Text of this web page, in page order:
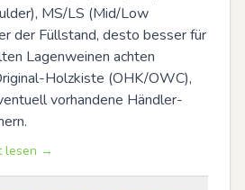
MS/LS (Mid/Low
der Füllstand, desto besser für
Lagenweinen achten
Holzkiste (OHK/OWC),
vorhandene Händler-
lesen →